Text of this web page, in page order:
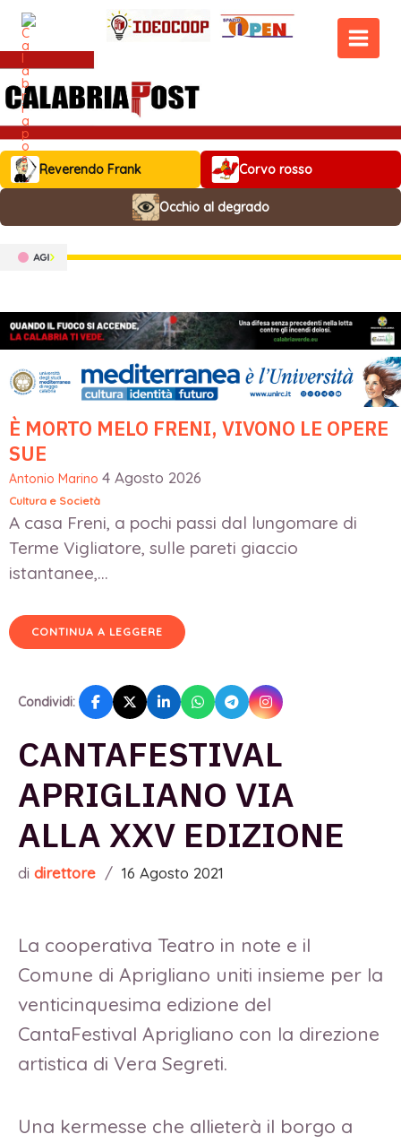
contenuto
MAIN
Reverendo Frank Corvo rosso
Occhio al degrado
È MORTO MELO FRENI, VIVONO LE OPERE
SUE
Antonio Marino 4 Agosto 2026
Cultura e Società
A casa Freni, a pochi passi dal lungomare di
Terme Vigliatore, sulle pareti giaccio
istantanee,...
CONTINUA A LEGGERE
Condividi:
CANTAFESTIVAL
APRIGLIANO VIA
ALLA XXV EDIZIONE
di direttore / 16 Agosto 2021
La cooperativa Teatro in note e il
Comune di Aprigliano uniti insieme per la
venticinquesima edizione del
CantaFestival Aprigliano con la direzione
artistica di Vera Segreti.
Una kermesse che allieterà il borgo a